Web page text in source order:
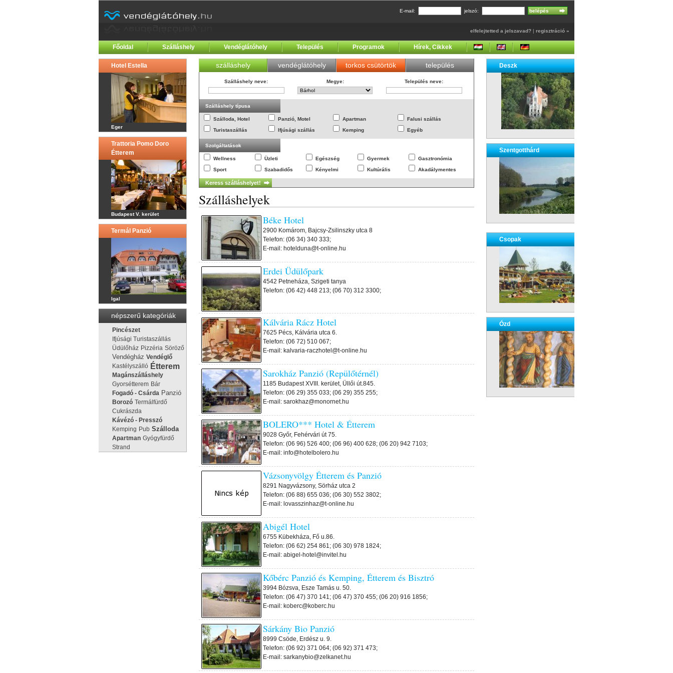
E-mail: jelszó:
elfelejtetted a jelszavad? | regisztráció »
Főoldal Szálláshely Vendéglátóhely Település Programok Hírek, Cikkek
Hotel Estella
Eger
Trattoria Pomo Doro
Étterem
Budapest V. kerület
Termál Panzió
Igal
népszerű kategóriák
Pincészet
Ifjúsági Turistaszállás
Üdülőház Pizzéria Söröző
Vendégház Vendéglő
Kastélyszálló Étterem
Magánszálláshely
Gyorsétterem Bár
Fogadó - Csárda Panzió
Borozó Termálfürdő
Cukrászda
Kávézó - Presszó
Kemping Pub Szálloda
Apartman Gyógyfürdő
Strand
szálláshely vendéglátóhely torkos csütörtök település
Szálláshely neve: Megye: Település neve:
Szálláshely típusa
Szálloda, Hotel Panzió, Motel Apartman
Falusi szállás
Turistaszállás
Ifjúsági szállás Kemping Egyéb
Szolgáltatások
Wellness Üzleti Egészség Gyermek
Gasztronómia
Sport
Szabadidős Kényelmi Kultúrális Akadálymentes
Szálláshelyek
Béke Hotel
2900 Komárom, Bajcsy-Zsilinszky utca 8
Telefon: (06 34) 340 333;
E-mail: hotelduna@t-online.hu
Erdei Üdülőpark
4542 Petneháza, Szigeti tanya
Telefon: (06 42) 448 213; (06 70) 312 3300;
Kálvária Rácz Hotel
7625 Pécs, Kálvária utca 6.
Telefon: (06 72) 510 067;
E-mail: kalvaria-raczhotel@t-online.hu
Sarokház Panzió (Repülőtérnél)
1185 Budapest XVIII. kerület, Üllői út.845.
Telefon: (06 29) 355 033; (06 29) 355 255;
E-mail: sarokhaz@monornet.hu
BOLERO*** Hotel & Étterem
9028 Győr, Fehérvári út 75.
Telefon: (06 96) 526 400; (06 96) 400 628; (06 20) 942 7103;
E-mail: info@hotelbolero.hu
Vázsonyvölgy Étterem és Panzió
8291 Nagyvázsony, Sörház utca 2
Telefon: (06 88) 655 036; (06 30) 552 3802;
E-mail: lovasszinhaz@t-online.hu
Abigél Hotel
6755 Kübekháza, Fő u.86.
Telefon: (06 62) 254 861; (06 30) 978 1824;
E-mail: abigel-hotel@invitel.hu
Kőbérc Panzió és Kemping, Étterem és Bisztró
3994 Bózsva, Esze Tamás u. 50.
Telefon: (06 47) 370 141; (06 47) 370 455; (06 20) 916 1856;
E-mail: koberc@koberc.hu
Sárkány Bio Panzió
8999 Csöde, Erdész u. 9.
Telefon: (06 92) 371 064; (06 92) 371 473;
E-mail: sarkanybio@zelkanet.hu
Deszk
Szentgotthárd
Csopak
Ózd